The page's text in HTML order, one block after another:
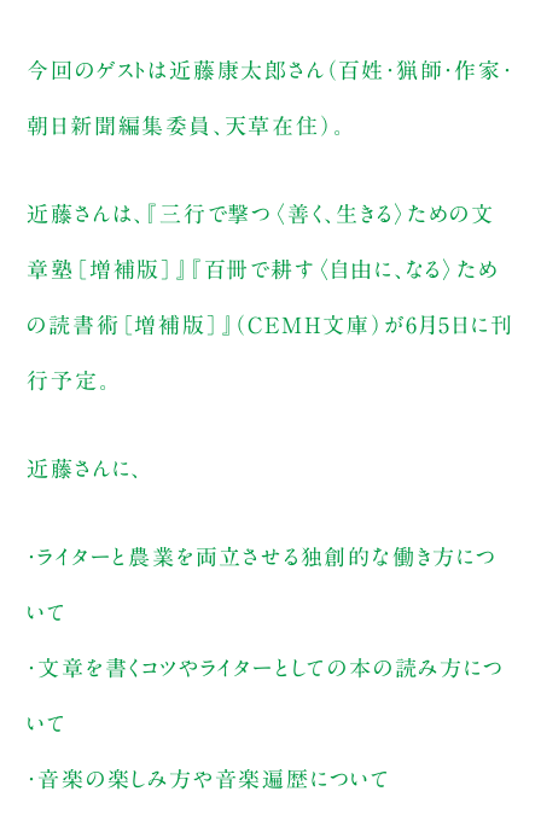
今回のゲストは近藤康太郎さん（百姓・猟師・作家・
朝日新聞編集委員、天草在住）。
近藤さんは、『三行で撃つ〈善く、生きる〉ための文
章塾［増補版］』『百冊で耕す〈自由に、なる〉ため
の読書術［増補版］』（CEMH文庫）が6月5日に刊
行予定。
近藤さんに、
・ライターと農業を両立させる独創的な働き方につ
いて
・文章を書くコツやライターとしての本の読み方につ
いて
・音楽の楽しみ方や音楽遍歴について